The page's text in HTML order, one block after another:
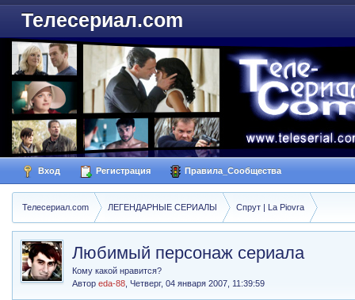
Телесериал.com
Вход Регистрация Правила_Сообщества
Телесериал.com ЛЕГЕНДАРНЫЕ СЕРИАЛЫ Спрут | La Piovra
Любимый персонаж сериала
Кому какой нравится?
Авторeda-88 ,Четверг, 04 января 2007, 11:39:59